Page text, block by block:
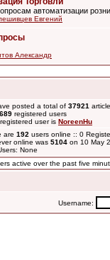
автоматизации
Евгений
Александр
posted a total of 37921
registered users
user is NoreenHu
are 192 users online :: 0
online was 5104 on 10 May
None
active over the past five
Username: